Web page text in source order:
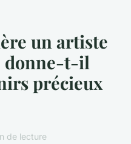
un artiste
donne-t-il
précieux
de lecture